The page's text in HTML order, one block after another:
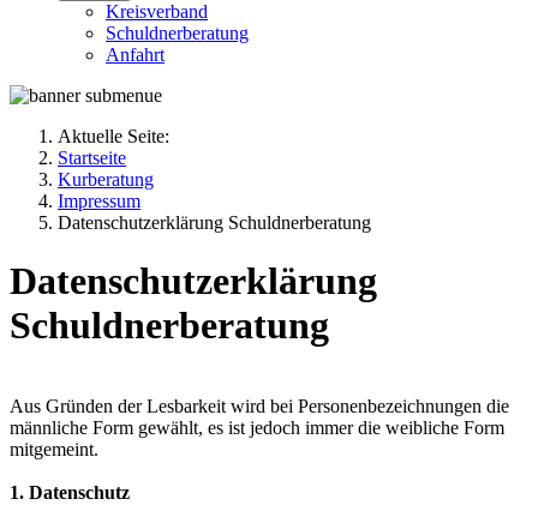
Kreisverband
Schuldnerberatung
Anfahrt
Aktuelle Seite:
Startseite
Kurberatung
Impressum
Datenschutzerklärung Schuldnerberatung
Datenschutzerklärung
Schuldnerberatung
Aus Gründen der Lesbarkeit wird bei Personenbezeichnungen die
männliche Form gewählt, es ist jedoch immer die weibliche Form
mitgemeint.
1. Datenschutz